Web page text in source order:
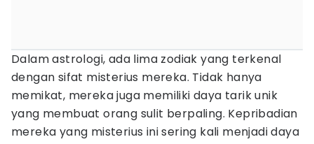
Dalam astrologi, ada lima zodiak yang terkenal
dengan sifat misterius mereka. Tidak hanya
memikat, mereka juga memiliki daya tarik unik
yang membuat orang sulit berpaling. Kepribadian
mereka yang misterius ini sering kali menjadi daya